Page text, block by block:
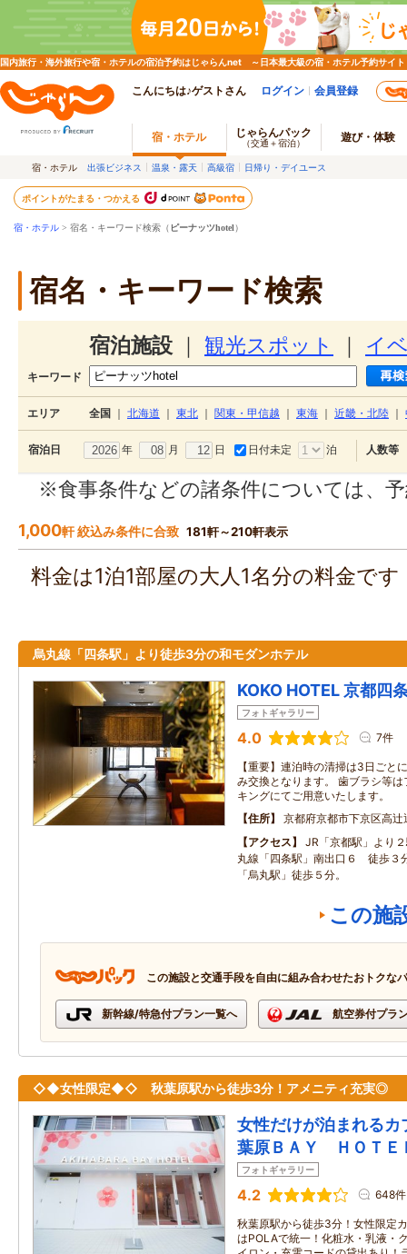
国内旅行・海外旅行や宿・ホテルの宿泊予約はじゃらんnet ～日本最大級の宿・ホテル予約サイト
こんにちは♪ゲストさん ログイン 会員登録
宿・ホテル じゃらんパック
（交通＋宿泊） 遊び・体験
宿・ホテル 出張ビジネス 温泉・露天 高級宿 日帰り・デイユース
ポイントがたまる・つかえる
宿・ホテル > 宿名・キーワード検索（ ピーナッツhotel）
宿名・キーワード検索
宿泊施設 観光スポット イ
キーワード
エリア 全国 北海道 東北 関東・甲信越 東海 近畿・北陸
宿泊日 年 月 日 日付未定 泊 人数等
※食事条件などの諸条件については、
1,000軒 絞込み条件に合致 181軒～210軒表示
料金は1泊1部屋の大人1名分の料金で
烏丸線「四条駅」より徒歩3分の和モダンホテル
KOKO HOTEL 京都四
フォトギャラリー
4.0 7件
【重要】連泊時の清掃は3日ごと
み交換となります。 歯ブラシ等
キングにてご用意いたします。
住所
京都府京都市下京区高
アクセス
JR「京都駅」より
丸線「四条駅」南出口６ 徒歩３
「烏丸駅」徒歩５分。
この施
この施設と交通手段を自由に組み合わせたおトクな
新幹線/特急付プラン一覧へ 航空券付プラ
◇◆女性限定◆◇ 秋葉原駅から徒歩3分！アメニティ充実◎
女性だけが泊まれる
葉原ＢＡＹ ＨＯＴＥ
フォトギャラリー
4.2 648件
秋葉原駅から徒歩3分！女性限定
はPOLAで統一！化粧水・乳液・